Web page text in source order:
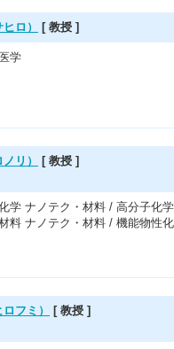
ロ） [ 教授 ]
学
リ） [ 教授 ]
学 ナノテク・材料 / 高分子化
料 ナノテク・材料 / 機能物性
フミ） [ 教授 ]